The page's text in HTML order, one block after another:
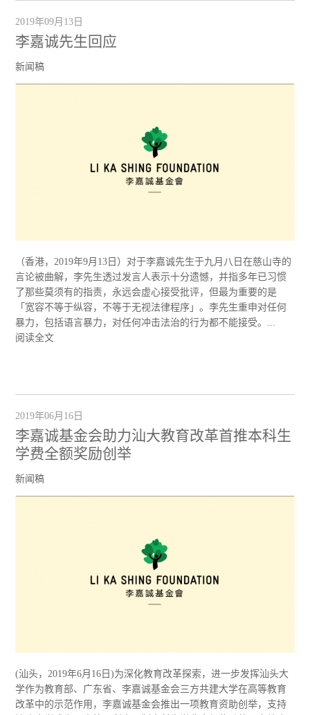
2019年09月13日
李嘉诚先生回应
新闻稿
（香港，2019年9月13日）对于李嘉诚先生于九月八日在慈山寺的
言论被曲解，李先生透过发言人表示十分遗憾，并指多年已习惯
了那些莫须有的指责，永远会虚心接受批评，但最为重要的是
「宽容不等于纵容，不等于无视法律程序」。李先生重申对任何
暴力，包括语言暴力，对任何冲击法治的行为都不能接受。...
阅读全文
2019年06月16日
李嘉诚基金会助力汕大教育改革首推本科生
学费全额奖励创举
新闻稿
(汕头，2019年6月16日)为深化教育改革探索，进一步发挥汕头大
学作为教育部、广东省、李嘉诚基金会三方共建大学在高等教育
改革中的示范作用，李嘉诚基金会推出一项教育资助创举，支持